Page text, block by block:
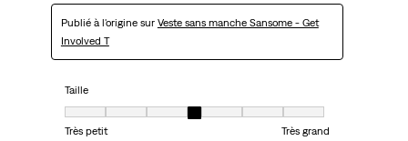
Publié à l'origine sur Veste sans manche Sansome - Get
Involved T
Taille
Taille, 4 sur 7, où 1 est égal à Très petit et 7 est égal à Très grand
Très petit
Très grand